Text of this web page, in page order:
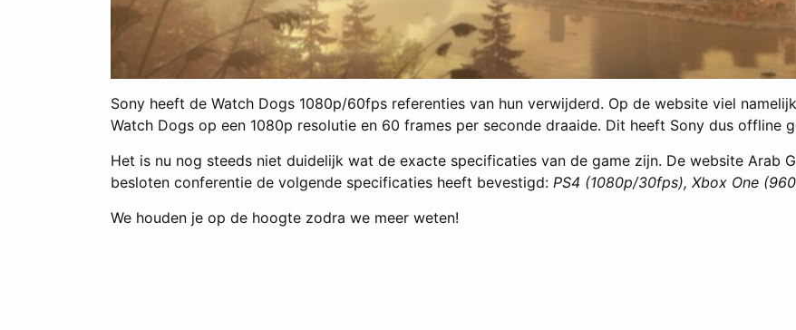
Sony heeft de Watch Dogs 1080p/60fps referenties van hun verwijderd. Op de website viel
Watch Dogs op een 1080p resolutie en 60 frames per seconde draaide. Dit heeft Sony dus offline
Het is nu nog steeds niet duidelijk wat de exacte specificaties van de game zijn. De website Arab
besloten conferentie de volgende specificaties heeft bevestigd: PS4 (1080p/30fps), Xbox One
We houden je op de hoogte zodra we meer weten!